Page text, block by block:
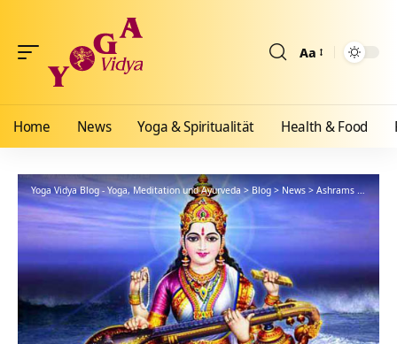
Aa
Home News Yoga & Spiritualität Health & Food
Yoga Vidya Blog - Yoga, Meditation und Ayurveda>Blog>News>Ashrams> Bad